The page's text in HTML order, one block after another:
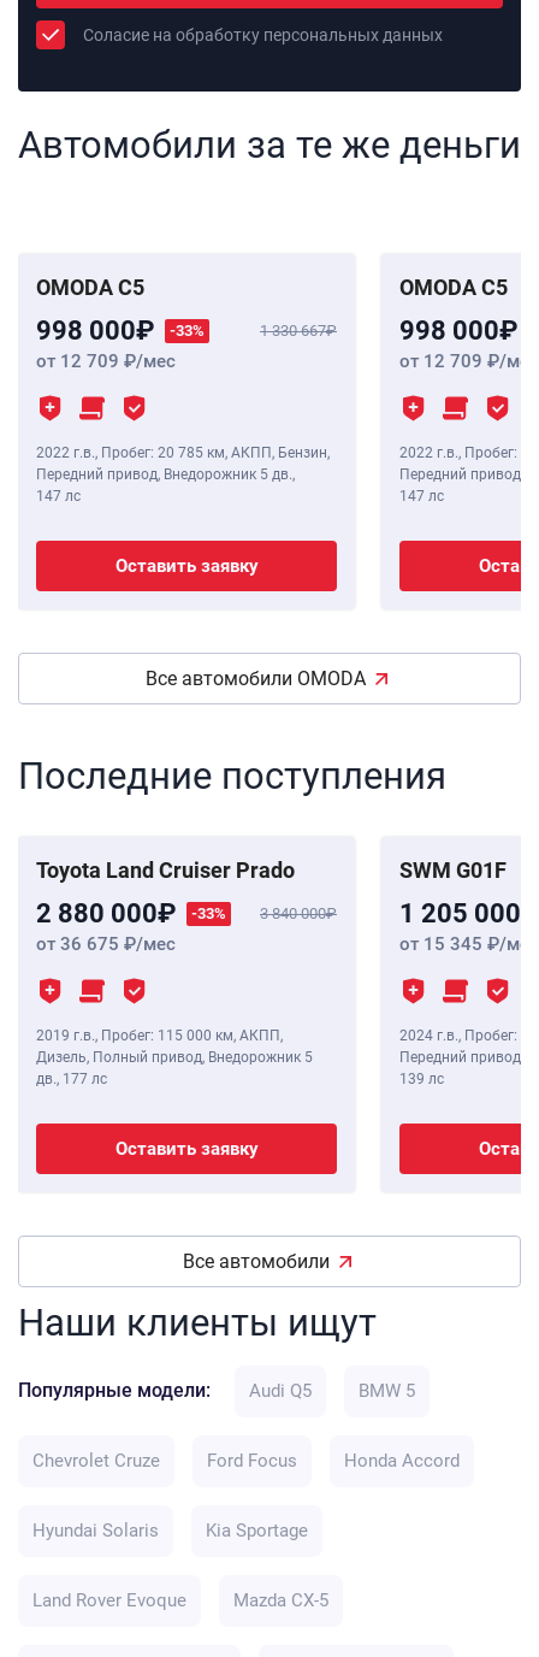
Соласие на обработку персональных данных
Автомобили за те же деньги
OMODA C5
998 000 -33% 1 330 667
от 12 709 /мес
2022 г.в., Пробег: 20 785 км, АКПП, Бензин,
Передний привод, Внедорожник 5 дв.,
147 лс
Оставить заявку
OMODA C5
998 000
от 12 709 /мес
2022 г.в., Пробег:
Передний привод,
147 лс
Все автомобили OMODA
Последние поступления
Toyota Land Cruiser Prado
2 880 000 -33% 3 840 000
от 36 675 /мес
2019 г.в., Пробег: 115 000 км, АКПП,
Дизель, Полный привод, Внедорожник 5
дв., 177 лс
Оставить заявку
SWM G01F
1 205 000
от 15 345 /мес
2024 г.в., Пробег: 8
Передний привод,
139 лс
Все автомобили
Наши клиенты ищут
Популярные модели: Audi Q5 BMW 5
Chevrolet Cruze Ford Focus Honda Accord
Hyundai Solaris Kia Sportage
Land Rover Evoque Mazda CX-5